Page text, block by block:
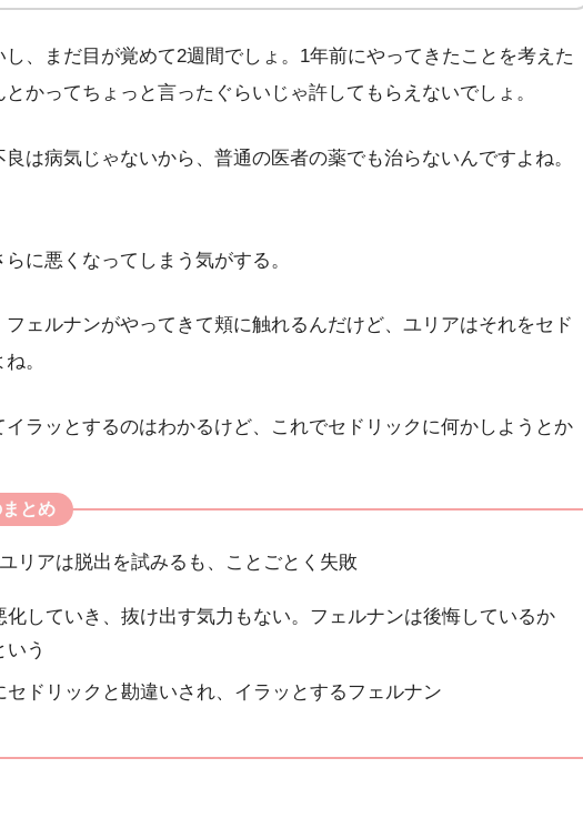
、まだ目が覚めて2週間でしょ。1年前にやってきたことを考えた
かってちょっと言ったぐらいじゃ許してもらえないでしょ。
は病気じゃないから、普通の医者の薬でも治らないんですよね。
に悪くなってしまう気がする。
ェルナンがやってきて頬に触れるんだけど、ユリアはそれをセド
。
ラッとするのはわかるけど、これでセドリックに何かしようとか
とめ
リアは脱出を試みるも、ことごとく失敗
化していき、抜け出す気力もない。フェルナンは後悔しているか
いう
セドリックと勘違いされ、イラッとするフェルナン